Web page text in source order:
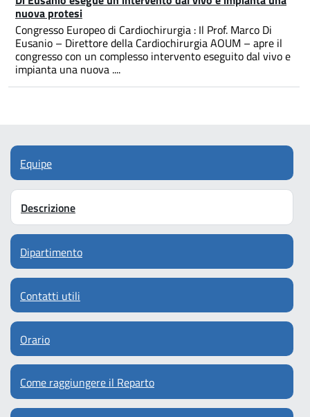
nuova protesi
Congresso Europeo di Cardiochirurgia : Il Prof. Marco Di
Eusanio – Direttore della Cardiochirurgia AOUM – apre il
congresso con un complesso intervento eseguito dal vivo e
impianta una nuova ....
Equipe
Descrizione
Dipartimento
Contatti utili
Orario
Come raggiungere il Reparto